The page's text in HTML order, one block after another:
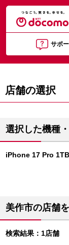
サポ
店舗の選択
選択した機種
iPhone 17 Pro
美作市の店舗
検索結果：1店舗